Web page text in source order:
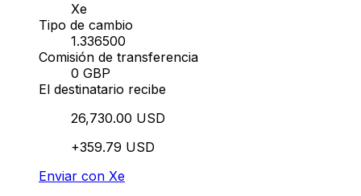
Xe
Tipo de cambio
1.336500
Comisión de transferencia
0 GBP
El destinatario recibe
26,730.00 USD
+359.79 USD
Enviar con Xe